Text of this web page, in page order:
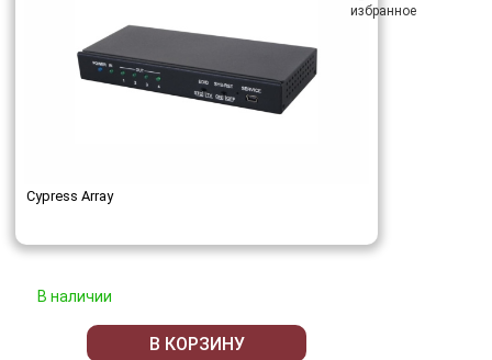
Cypress Array
В наличии
В КОРЗИНУ